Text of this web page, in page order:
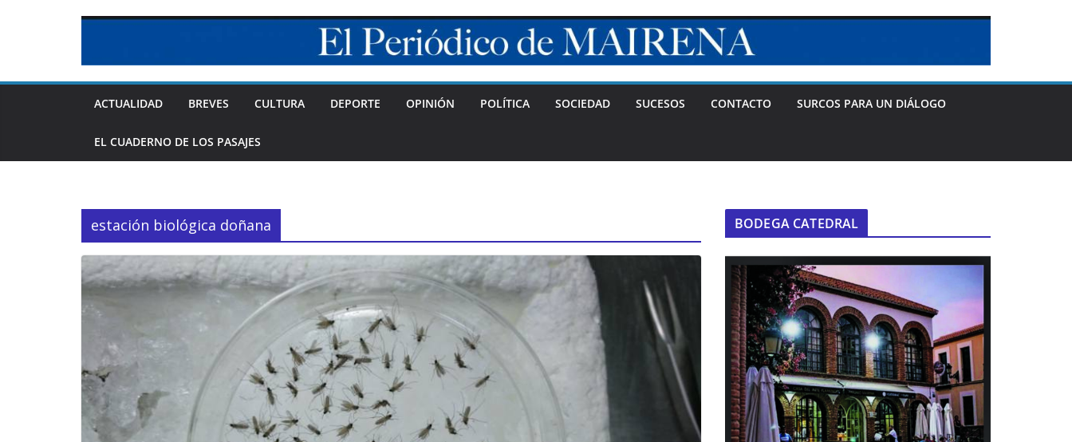
ACTUALIDAD BREVES CULTURA DEPORTE OPINIÓN POLÍTICA SOCIEDAD SUCESOS CONTACTO SURCOS PARA UN DIÁLOGO
EL CUADERNO DE LOS PASAJES
estación biológica doñana BODEGA CATEDRAL